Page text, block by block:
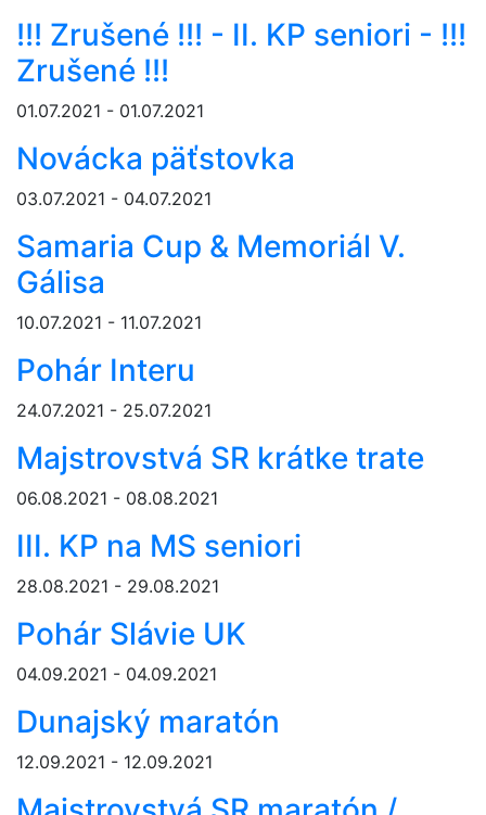
!!! Zrušené !!! - II. KP seniori - !!!
Zrušené !!!
01.07.2021 - 01.07.2021
Novácka päťstovka
03.07.2021 - 04.07.2021
Samaria Cup & Memoriál V.
Gálisa
10.07.2021 - 11.07.2021
Pohár Interu
24.07.2021 - 25.07.2021
Majstrovstvá SR krátke trate
06.08.2021 - 08.08.2021
III. KP na MS seniori
28.08.2021 - 29.08.2021
Pohár Slávie UK
04.09.2021 - 04.09.2021
Dunajský maratón
12.09.2021 - 12.09.2021